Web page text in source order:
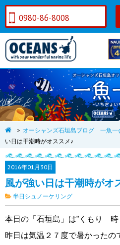
0980-86-8008
> オーシャンズ石垣島ブログ 一魚一
い日は干潮時がオススメ♪
2016年01月30日
風が強い日は干潮時がオ
半日シュノーケリング
本日の「石垣島」は”くもり
昨日は気温２７度で暑かったの